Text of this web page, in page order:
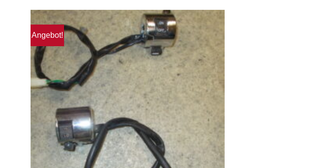
Angebot!
Zum
Wunschzettel
hinzufügen